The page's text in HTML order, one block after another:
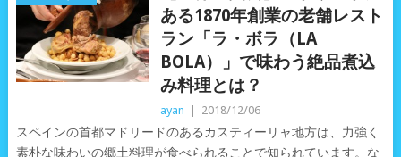
ある1870年創業の老舗レスト
ラン「ラ・ボラ（LA
BOLA）」で味わう絶品煮込
み料理とは？
ayan 2018/12/06
スペインの首都マドリードのあるカスティーリャ地方は、力強く
素朴な味わいの郷土料理が食べられることで知られています。な